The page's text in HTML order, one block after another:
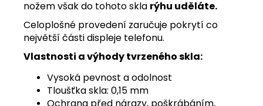
nožem však do tohoto skla rýhu uděláte.
Celoplošné provedení zaručuje pokrytí co
největší části displeje telefonu.
Vlastnosti a výhody tvrzeného skla:
Vysoká pevnost a odolnost
Tloušťka skla: 0,15 mm